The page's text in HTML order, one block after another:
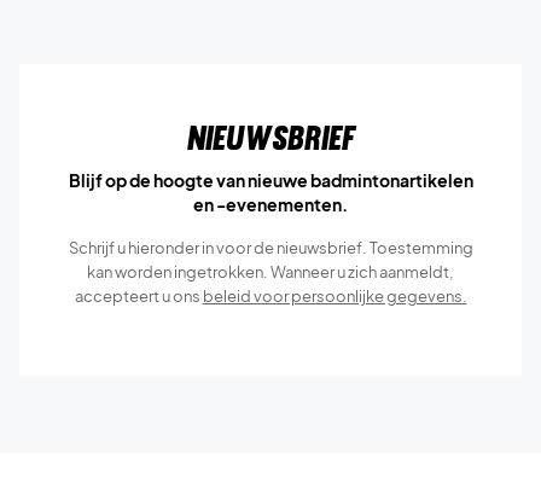
Nieuwsbrief
Blijf op de hoogte van nieuwe badmintonartikelen
en -evenementen.
Schrijf u hieronder in voor de nieuwsbrief. Toestemming
kan worden ingetrokken. Wanneer u zich aanmeldt,
accepteert u ons beleid voor persoonlijke gegevens.